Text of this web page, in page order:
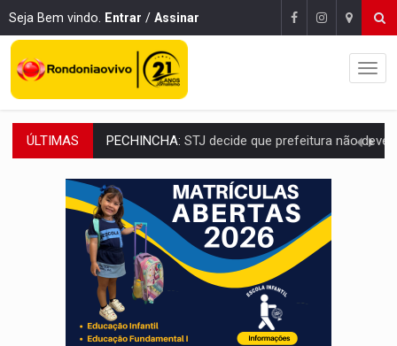
Seja Bem vindo. Entrar / Assinar
ÚLTIMAS CAPOTAMENTO:Motorista causa grave acidente com HR-V e
VÍDEO:Falso vendedor de salgados é preso por tráfico de drogas
BATATA-DOCE E FRANGO:Faça esse escondidinho e me
BARREIRA NATURAL:Desmate da Amazônia corta chuvas no Sul e ameaça
:Anvisa libera venda de medicamentos pela Shopee, mas
MAIS RIGOR: Nova lei endurece punição por abuso sexual contra